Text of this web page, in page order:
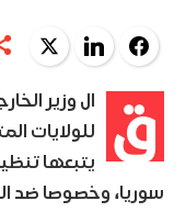
Facebook
LinkedIn
ق
ال وزير
للولايات
يتبعها
سوريا، وخصوصا ضد